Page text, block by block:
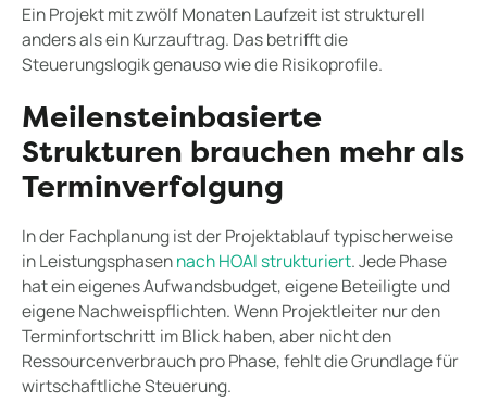
Ein Projekt mit zwölf Monaten Laufzeit ist strukturell
anders als ein Kurzauftrag. Das betrifft die
Steuerungslogik genauso wie die Risikoprofile.
Meilensteinbasierte
Strukturen brauchen mehr als
Terminverfolgung
In der Fachplanung ist der Projektablauf typischerweise
in Leistungsphasennach HOAI strukturiert. Jede Phase
hat ein eigenes Aufwandsbudget, eigene Beteiligte und
eigene Nachweispflichten. Wenn Projektleiter nur den
Terminfortschritt im Blick haben, aber nicht den
Ressourcenverbrauch pro Phase, fehlt die Grundlage für
wirtschaftliche Steuerung.